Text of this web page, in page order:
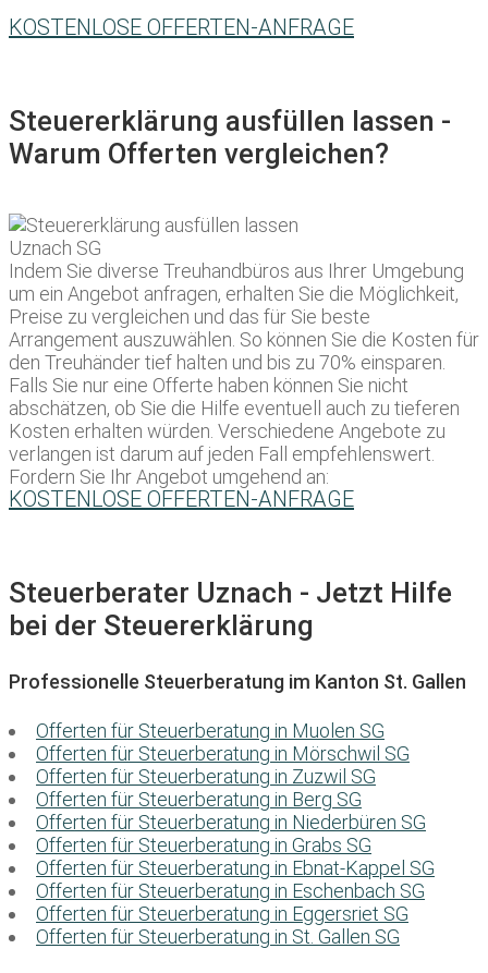
KOSTENLOSE OFFERTEN-ANFRAGE
Steuererklärung ausfüllen lassen -
Warum Offerten vergleichen?
Indem Sie diverse Treuhandbüros aus Ihrer Umgebung
um ein Angebot anfragen, erhalten Sie die Möglichkeit,
Preise zu vergleichen und das für Sie beste
Arrangement auszuwählen. So können Sie die Kosten für
den Treuhänder tief halten und bis zu 70% einsparen.
Falls Sie nur eine Offerte haben können Sie nicht
abschätzen, ob Sie die Hilfe eventuell auch zu tieferen
Kosten erhalten würden. Verschiedene Angebote zu
verlangen ist darum auf jeden Fall empfehlenswert.
Fordern Sie Ihr Angebot umgehend an:
KOSTENLOSE OFFERTEN-ANFRAGE
Steuerberater Uznach - Jetzt Hilfe
bei der Steuererklärung
Professionelle Steuerberatung im Kanton St. Gallen
Offerten für Steuerberatung in Muolen SG
Offerten für Steuerberatung in Mörschwil SG
Offerten für Steuerberatung in Zuzwil SG
Offerten für Steuerberatung in Berg SG
Offerten für Steuerberatung in Niederbüren SG
Offerten für Steuerberatung in Grabs SG
Offerten für Steuerberatung in Ebnat-Kappel SG
Offerten für Steuerberatung in Eschenbach SG
Offerten für Steuerberatung in Eggersriet SG
Offerten für Steuerberatung in St. Gallen SG